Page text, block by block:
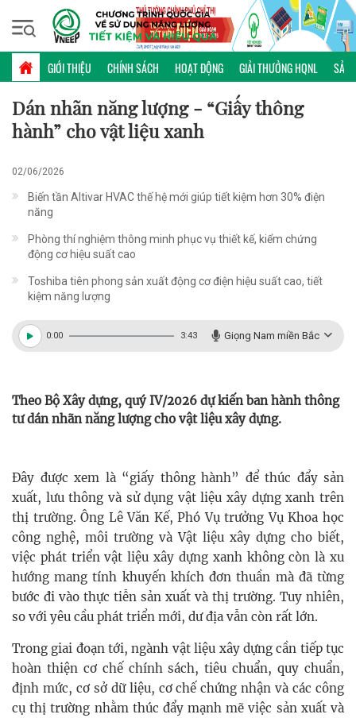
GIỚI THIỆU CHÍNH SÁCH HOẠT ĐỘNG GIẢI THƯỞNG HQNL SẢN
Thứ bảy, 08/08/2026 | 08:12 GMT+7
NHÃN NĂNG LƯỢNG
Dán nhãn năng lượng - “Giấy thông
hành” cho vật liệu xanh
02/06/2026
Biến tần Altivar HVAC thế hệ mới giúp tiết kiệm hơn 30% điện
năng
Phòng thí nghiệm thông minh phục vụ thiết kế, kiểm chứng
động cơ hiệu suất cao
Toshiba tiên phong sản xuất động cơ điện hiệu suất cao, tiết
kiệm năng lượng
0:00 3:43 Giọng Nam miền Bắc
Theo Bộ Xây dựng, quý IV/2026 dự kiến ban hành thông
tư dán nhãn năng lượng cho vật liệu xây dựng.
Đây được xem là “giấy thông hành” để thúc đẩy sản
xuất, lưu thông và sử dụng vật liệu xây dựng xanh trên
thị trường. Ông Lê Văn Kế, Phó Vụ trưởng Vụ Khoa học
công nghệ, môi trường và Vật liệu xây dựng cho biết,
việc phát triển vật liệu xây dựng xanh không còn là xu
hướng mang tính khuyến khích đơn thuần mà đã từng
bước đi vào thực tiễn sản xuất và thị trường. Tuy nhiên,
so với yêu cầu phát triển mới, dư địa vẫn còn rất lớn.
Trong giai đoạn tới, ngành vật liệu xây dựng cần tiếp tục
hoàn thiện cơ chế chính sách, tiêu chuẩn, quy chuẩn,
định mức, cơ sở dữ liệu, cơ chế chứng nhận và các công
cụ thị trường nhằm thúc đẩy mạnh mẽ việc sản xuất và